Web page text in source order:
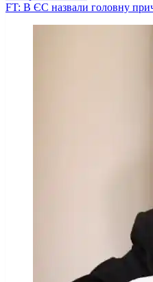
FT: В ЄС назвали головну